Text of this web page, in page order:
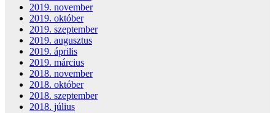
2019. november
2019. október
2019. szeptember
2019. augusztus
2019. április
2019. március
2018. november
2018. október
2018. szeptember
2018. július